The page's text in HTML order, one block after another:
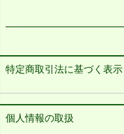
特定商取引法に基づく表示
個人情報の取扱